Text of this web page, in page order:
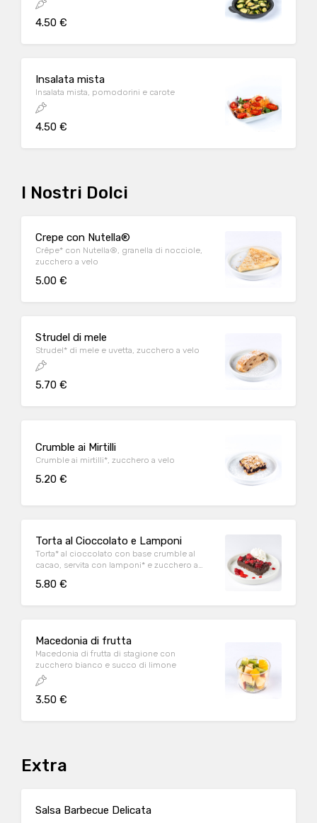
4.50 €
Insalata mista
Insalata mista, pomodorini e carote
4.50 €
I Nostri Dolci
Crepe con Nutella®
Crêpe* con Nutella®, granella di nocciole,
zucchero a velo
5.00 €
Strudel di mele
Strudel* di mele e uvetta, zucchero a velo
5.70 €
Crumble ai Mirtilli
Crumble ai mirtilli*, zucchero a velo
5.20 €
Torta al Cioccolato e Lamponi
Torta* al cioccolato con base crumble al
cacao, servita con lamponi* e zucchero a
5.80 €
Macedonia di frutta
Macedonia di frutta di stagione con
zucchero bianco e succo di limone
3.50 €
Extra
Salsa Barbecue Delicata